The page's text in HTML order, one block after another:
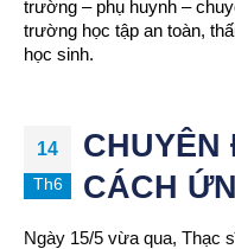
trường – phụ huynh –
trường học tập an toàn,
học sinh.
14
Th6
CHUYÊN
CÁCH
Ngày 15/5 vừa qua, Thạc